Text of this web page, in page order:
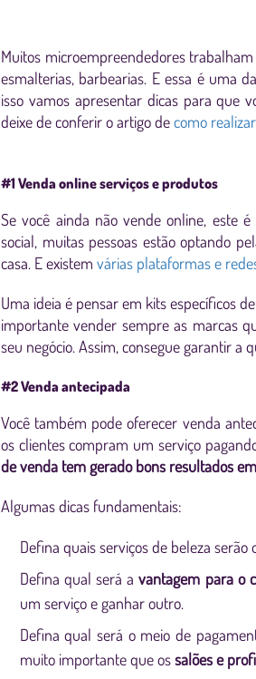
Muitos microempreendedores
esmalterias, barbearias. E essa é uma
isso vamos apresentar dicas para que
deixe de conferir o artigo decomo
#1 Venda online serviços e produtos
Se você ainda não vende online, este
social, muitas pessoas estão optando
casa. E existem várias plataformas e
Uma ideia é pensar em kits específicos
importante vender sempre as marcas
seu negócio. Assim, consegue garantir a
#2 Venda antecipada
Você também pode oferecer venda
os clientes compram um serviço
de venda tem gerado bons resultados
Algumas dicas fundamentais:
Defina quais serviços de beleza
Defina qual será avantagem para o
um serviço e ganhar outro.
Defina qual será o meio de
muito importante que ossalões e